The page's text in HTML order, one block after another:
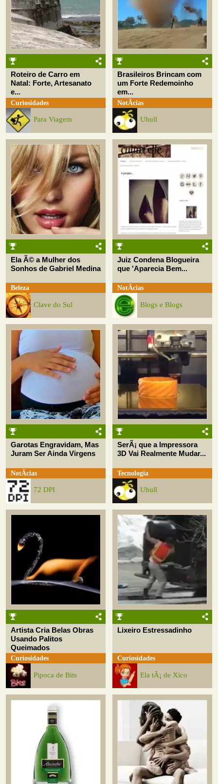
Roteiro de Carro em
Natal: Forte, Artesanato
e...
Curiosidades
Para Viagem
Brasileiros Brincam com
um Forte Redemoinho
em...
NotÃ­cias
Uhull
Ela Ã© a Mulher dos
Sonhos de Gabriel Medina
Beleza
Clave do Sul
Juiz Condena Blogueira
que 'Aparecia Bem...
NotÃ­cias
Blogs e Blogs
Garotas Engravidam, Mas
Juram Ser Ainda Virgens
NotÃ­cias
72 DPI
SerÃ¡ que a Impressora
3D Vai Realmente Mudar...
Tecnologia
Uhull
Artista Cria Belas Obras
Usando Palitos
Queimados
Curiosidades
Pipoca de Bits
Lixeiro Estressadinho
Curiosidades
Ela tÃ¡ de Xico